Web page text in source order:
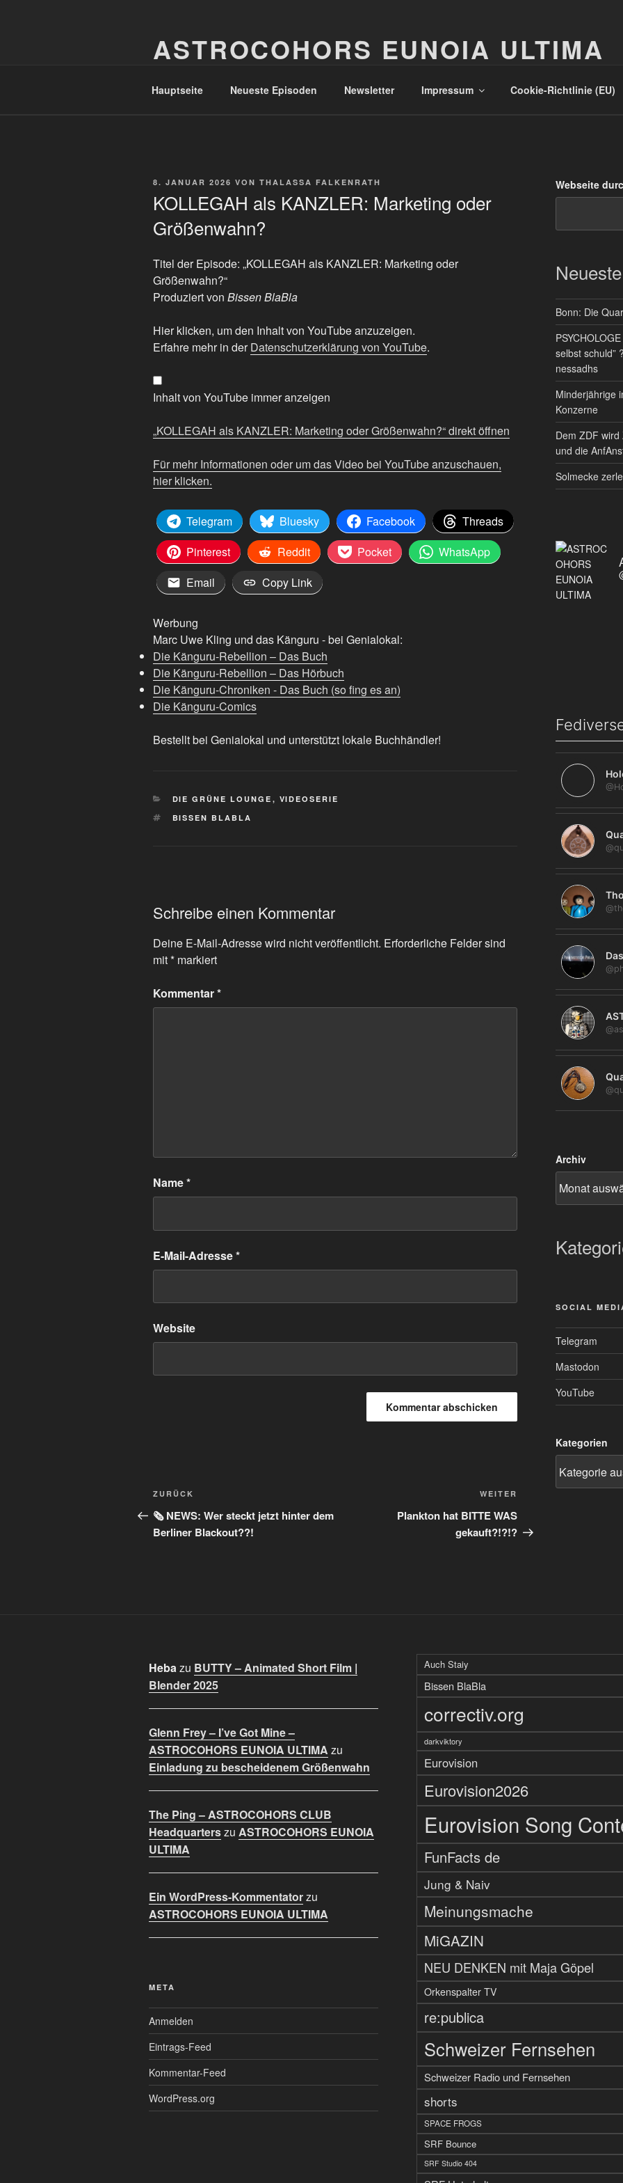
ASTROCOHORS EUNOIA ULTIMA
Hauptseite Neueste Episoden Newsletter Impressum Cookie-Richtlinie (EU)
VERÖFFENTLICHT
8. JANUAR 2026 VON THALASSA FALKENRATH
KOLLEGAH als KANZLER: Marketing oder
Größenwahn?
Titel der Episode: „KOLLEGAH als KANZLER: Marketing oder
Größenwahn?“
Produziert von Bissen BlaBla
„KOLLEGAH
als
Marketing
oder
von
anzeigen
Hier klicken, um den Inhalt von YouTube anzuzeigen.
Erfahre mehr in derDatenschutzerklärung von YouTube.
Inhalt von YouTube immer anzeigen
„KOLLEGAH als KANZLER: Marketing oder Größenwahn?“ direkt öffnen
Für mehr Informationen oder um das Video bei YouTube anzuschauen,
hier klicken.
Telegram Bluesky Facebook
Threads
Pinterest
Reddit Pocket
WhatsApp
Email
Copy Link
Werbung
Marc Uwe Kling und das Känguru - bei Genialokal:
Die Känguru-Rebellion – Das Buch
Die Känguru-Rebellion – Das Hörbuch
Die Känguru-Chroniken - Das Buch (so fing es an)
Die Känguru-Comics
Bestellt bei Genialokal und unterstützt lokale Buchhändler!
KATEGORIEN
DIE GRÜNE LOUNGE , VIDEOSERIE
SCHLAGWÖRTER
BISSEN BLABLA
Schreibe einen Kommentar
Deine E-Mail-Adresse wird nicht veröffentlicht. Erforderliche Felder sind
mit* markiert
Kommentar*
Name*
E-Mail-Adresse*
Website
Beitragsnavigation
Vorheriger
Beitrag
ZURÜCK
🗞️ NEWS: Wer steckt jetzt hinter dem
Berliner Blackout??!
Beitrag
WEITER
Plankton hat BITTE WAS
gekauft?!?!?
Webseite
Bonn: Die
selbst schuld”
nessadhs
Minderjährige
Konzerne
Dem ZDF
und die
Solmecke
Archiv
SOCIAL
Telegram
Mastodon
YouTube
Kategorien
Hebazu BUTTY – Animated Short Film |
Blender 2025
Glenn Frey – I’ve Got Mine –
ASTROCOHORS EUNOIA ULTIMA zu
Einladung zu bescheidenem Größenwahn
The Ping – ASTROCOHORS CLUB
Headquarterszu ASTROCOHORS EUNOIA
ULTIMA
Ein WordPress-Kommentatorzu
ASTROCOHORS EUNOIA ULTIMA
META
Anmelden
Eintrags-Feed
Kommentar-Feed
WordPress.org
Auch Staiy
Bissen BlaBla
correctiv.org
darkviktory
Eurovision
Eurovision2026
Eurovision Song
FunFacts de
Jung & Naiv
Meinungsmache
MiGAZIN
NEU DENKEN mit Maja Göpel
Orkenspalter TV
re:publica
Schweizer Fernsehen
Schweizer Radio und Fernsehen
shorts
SPACE FROGS
SRF Bounce
SRF Studio 404